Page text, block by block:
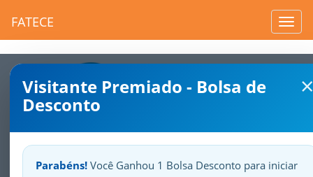
FATECE
×
Visitante Premiado - Bolsa de
Desconto
Parabéns! Você Ganhou 1 Bolsa Desconto para iniciar